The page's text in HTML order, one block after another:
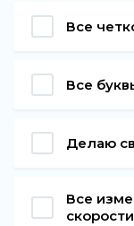
Все
Все
Делаю
Все